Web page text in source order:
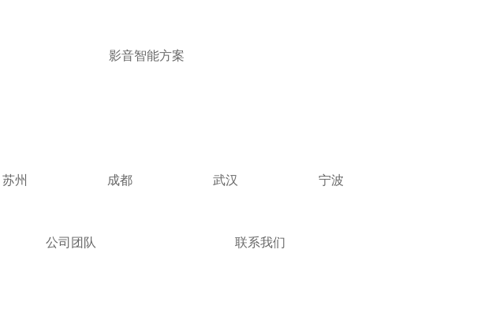
影音智能方案
苏州 成都 武汉
宁波
公司团队 联系我们